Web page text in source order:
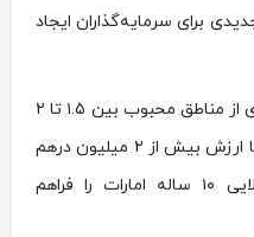
برای سرمایه‌گذاران ایجاد
میانگین قیمت آپارتمان در بسیاری از مناطق محبوب بین ۱.۵ تا ۲
میلیون درهم قرار دارد. خرید ملک با ارزش بیش از ۲ میلیون درهم
همچنان امکان دریافت ویزای طلایی ۱۰ ساله امارات را فراهم